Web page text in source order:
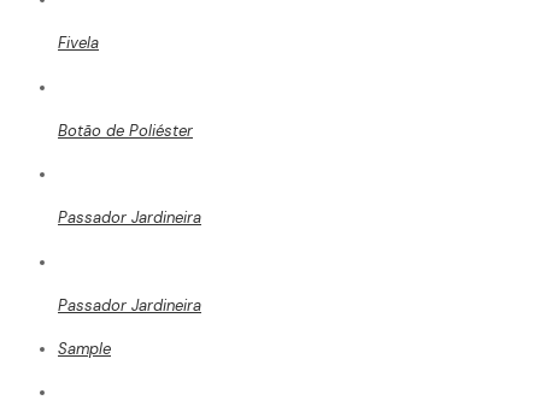
Fivela
Botão de Poliéster
Passador Jardineira
Passador Jardineira
Sample